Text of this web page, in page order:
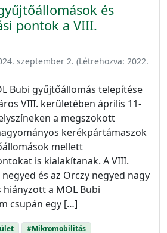
és
pontok a VIII.
szeptember 2. (Létrehozva: 2022.
Bubi gyűjtőállomás telepítése
VIII. kerületében április 11-
a megszokott
kerékpártámaszok
mellett
is kialakítanak. A VIII.
és az Orczy negyed nagy
a MOL Bubi
csupán egy […]
#Mikromobilitás